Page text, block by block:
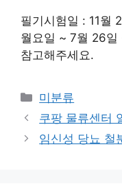
필기시험일 : 11월
월요일 ~ 7월 26일
참고해주세요.
Categories
미분류
쿠팡 물류센터
임신성 당뇨 철